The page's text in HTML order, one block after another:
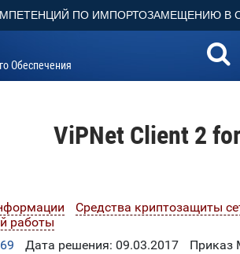
ПО ИМПОРТОЗАМЕЩЕНИЮ В
Обеспечения
ViPNet Client 2
Средства криптозащиты
работы
Дата решения: 09.03.2017
Приказ